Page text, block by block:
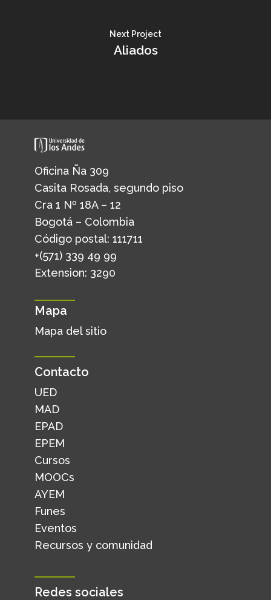
Next Project
Aliados
Oficina Ña 309
Casita Rosada, segundo piso
Cra 1 Nº 18A – 12
Bogotá – Colombia
Código postal: 111711
+(571) 339 49 99
Extension: 3290
Mapa
Mapa del sitio
Contacto
UED
MAD
EPAD
EPEM
Cursos
MOOCs
AYEM
Funes
Eventos
Recursos y comunidad
Redes sociales